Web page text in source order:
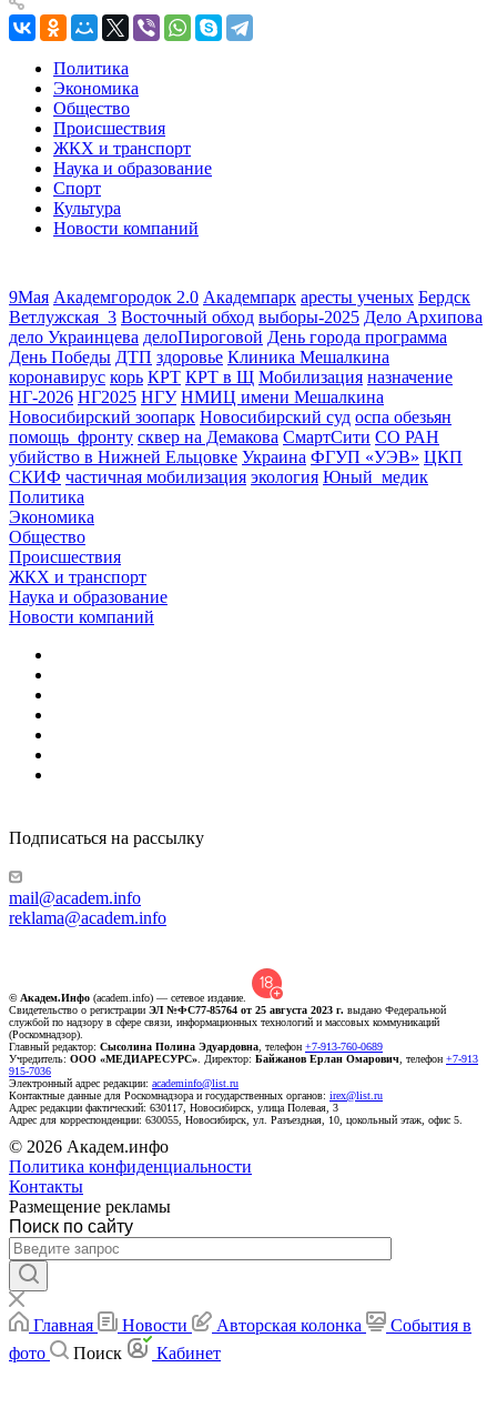
Политика
Экономика
Общество
Происшествия
ЖКХ и транспорт
Наука и образование
Спорт
Культура
Новости компаний
9Мая Академгородок 2.0 Академпарк аресты ученых Бердск
Ветлужская_3 Восточный обход выборы-2025 Дело Архипова
дело Украинцева делоПироговой День города программа
День Победы ДТП здоровье Клиника Мешалкина
коронавирус корь КРТ КРТ в Щ Мобилизация назначение
НГ-2026 НГ2025 НГУ НМИЦ имени Мешалкина
Новосибирский зоопарк Новосибирский суд оспа обезьян
помощь_фронту сквер на Демакова СмартСити СО РАН
убийство в Нижней Ельцовке Украина ФГУП «УЭВ» ЦКП
СКИФ частичная мобилизация экология Юный_медик
Политика
Экономика
Общество
Происшествия
ЖКХ и транспорт
Наука и образование
Новости компаний
Подписаться на рассылку
mail@academ.info
reklama@academ.info
© Академ.Инфо (academ.info) — сетевое издание.
Свидетельство о регистрации ЭЛ №ФС77-85764 от 25 августа 2023 г. выдано Федеральной
службой по надзору в сфере связи, информационных технологий и массовых коммуникаций
(Роскомнадзор).
Главный редактор: Сысолина Полина Эдуардовна , телефон +7-913-760-0689
Учредитель: ООО «МЕДИАРЕСУРС» . Директор: Байжанов Ерлан Омарович , телефон +7-913
915-7036
Электронный адрес редакции: academinfo@list.ru
Контактные данные для Роскомнадзора и государственных органов: irex@list.ru
Адрес редакции фактический: 630117, Новосибирск, улица Полевая, 3
Адрес для корреспонденции: 630055, Новосибирск, ул. Разъездная, 10, цокольный этаж, офис 5.
© 2026 Академ.инфо
Политика конфиденциальности
Контакты
Размещение рекламы
Поиск по сайту
Главная Новости Авторская колонка
События в
фото
Поиск Кабинет